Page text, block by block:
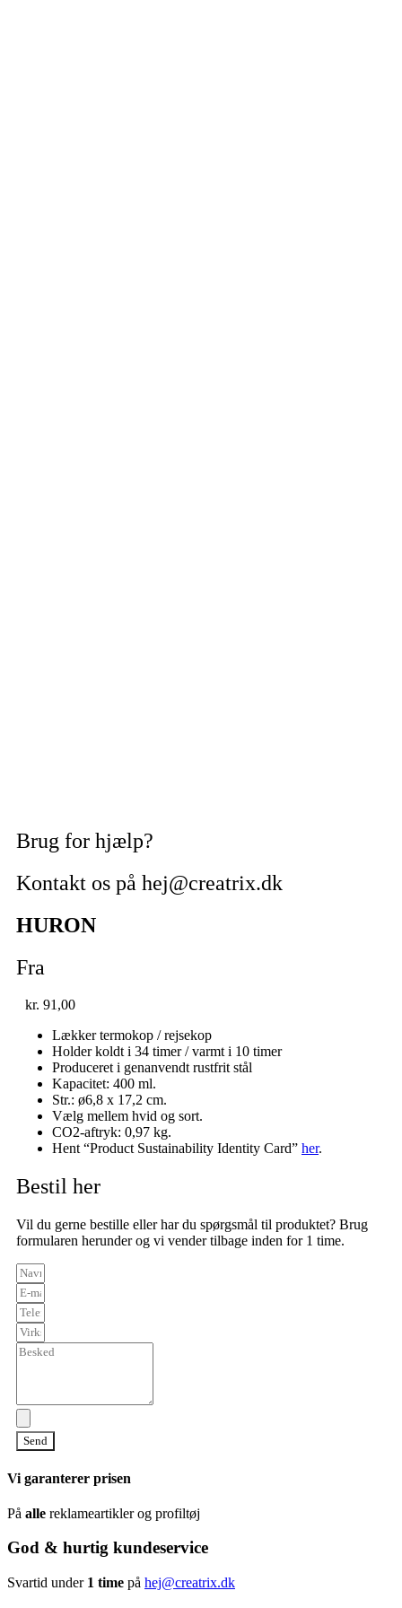
Brug for hjælp?
Kontakt os på hej@creatrix.dk
HURON
Fra
kr. 91,00
Lækker termokop / rejsekop
Holder koldt i 34 timer / varmt i 10 timer
Produceret i genanvendt rustfrit stål
Kapacitet: 400 ml.
Str.: ø6,8 x 17,2 cm.
Vælg mellem hvid og sort.
CO2-aftryk: 0,97 kg.
Hent “Product Sustainability Identity Card” her.
Bestil her
Vil du gerne bestille eller har du spørgsmål til produktet? Brug
formularen herunder og vi vender tilbage inden for 1 time.
Send
Vi garanterer prisen
På alle reklameartikler og profiltøj
God & hurtig kundeservice
Svartid under 1 time på hej@creatrix.dk